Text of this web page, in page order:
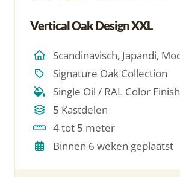
Vertical Oak Design XXL
Signature Oak Collection
Single Oil / RAL Color Finish
5 Kastdelen
4 tot 5 meter
Binnen 6 weken geplaatst